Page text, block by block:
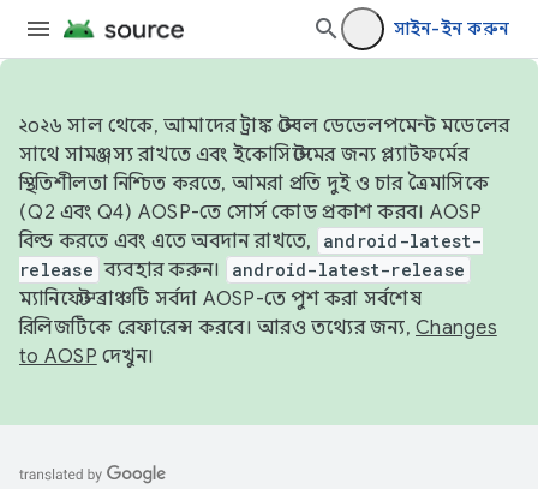
সাইন-ইন করুন
২০২৬ সাল থেকে, আমাদের ট্রাঙ্ক স্টেবল ডেভেলপমেন্ট মডেলের
সাথে সামঞ্জস্য রাখতে এবং ইকোসিস্টেমের জন্য প্ল্যাটফর্মের
স্থিতিশীলতা নিশ্চিত করতে, আমরা প্রতি দুই ও চার ত্রৈমাসিকে
(Q2 এবং Q4) AOSP-তে সোর্স কোড প্রকাশ করব। AOSP
বিল্ড করতে এবং এতে অবদান রাখতে,
android-latest-
release ব্যবহার করুন। android-latest-release
ম্যানিফেস্ট ব্রাঞ্চটি সর্বদা AOSP-তে পুশ করা সর্বশেষ
রিলিজটিকে রেফারেন্স করবে। আরও তথ্যের জন্য, Changes
to AOSP দেখুন।